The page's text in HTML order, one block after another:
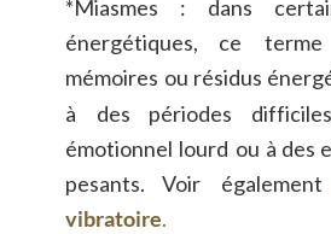
*Miasmes : dans
énergétiques,
ce terme
mémoires ou résidus
à
des périodes
émotionnel lourd ou à des
pesants.
Voir également
vibratoire.